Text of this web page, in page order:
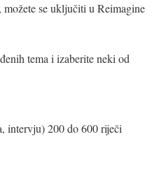
se uključiti u Reimagine
tema i izaberite neki od
intervju) 200 do 600 riječi